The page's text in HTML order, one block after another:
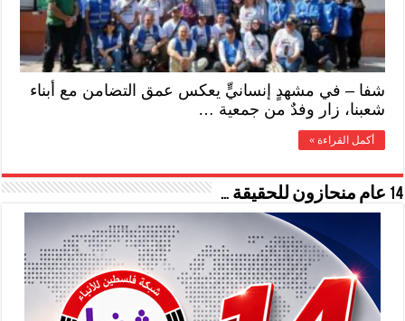
شفا – في مشهدٍ إنسانيٍّ يعكس عمق التضامن مع أبناء
شعبنا، زار وفدٌ من جمعية …
أكمل القراءة »
14 عام منحازون للحقيقة …